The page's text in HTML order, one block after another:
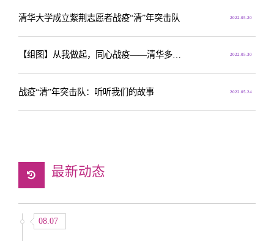
2022.05.20
清华大学成立紫荆志愿者战疫“清”年突击队
2022.05.30
【组图】从我做起，同心战疫——清华多了一支“突击队”
2022.05.24
战疫“清”年突击队：听听我们的故事
最新动态
08.07